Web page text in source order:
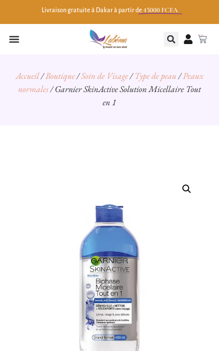
Livraison gratuite à Dakar à partir de 45000 FCFA
0
Accueil/Boutique/Soin de Visage/Type de peau/Peaux
normales/ Garnier SkinActive Solution Micellaire Tout
en 1